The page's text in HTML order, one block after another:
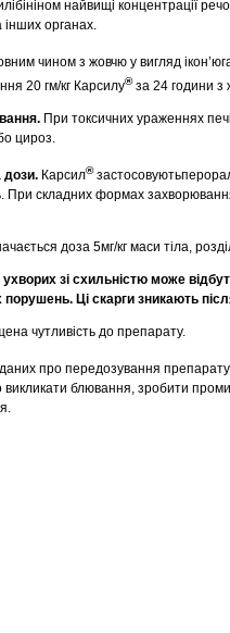
найвищі концентрації
інших органах.
чином з жовчю у вигляд
20 гм/кг Карсилу®за 24 години з
При токсичних ураженнях
цироз.
дози. Карсил®
складних формах
доза 5мг/кг маси тіла,
ухворих зі схильністю може
порушень. Ці скарги зникають
чутливість до препарату.
про передозування
викликати блювання, зробити